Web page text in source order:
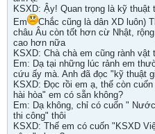
KSXD: Ậy! Quan trọng là kỹ
Em
Chắc cũng là dân XD luôn)
châu Âu còn tốt hơn cừ Nhật,
cao hơn nữa
KSXD: Chà chà em cũng rành vật
Em: Dạ tại những lúc rảnh em
cứu ấy mà. Anh đã đọc "kỹ thuật
KSXD: Đọc rồi em ạ, thế còn
hài hòa" em có sẵn không?
Em: Dạ không, chỉ có cuốn "
thi công" thôi
KSXD: Thế em có cuốn "KSXD